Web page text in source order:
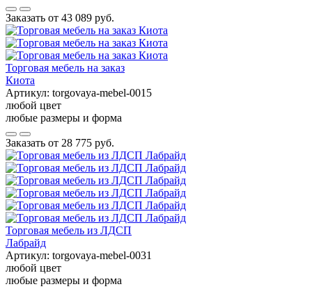
Заказать от 43 089 руб.
Торговая мебель на заказ
Киота
Артикул: torgovaya-mebel-0015
любой цвет
любые размеры и форма
Заказать от 28 775 руб.
Торговая мебель из ЛДСП
Лабрайд
Артикул: torgovaya-mebel-0031
любой цвет
любые размеры и форма